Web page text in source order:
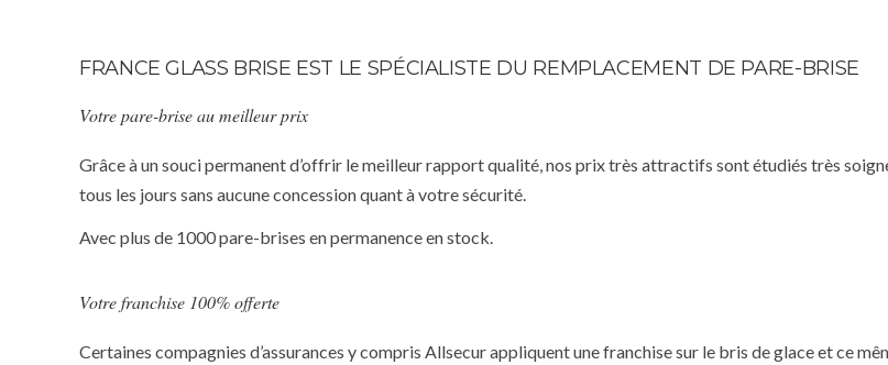
FRANCE GLASS BRISE EST LE SPÉCIALISTE DU REMPLACEMENT DE PARE-BRISE
Votre pare-brise au meilleur prix
Grâce à un souci permanent d’offrir le meilleur rapport qualité, nos prix très attractifs sont étudiés très
tous les jours sans aucune concession quant à votre sécurité.
Avec plus de 1000 pare-brises en permanence en stock.
Votre franchise 100% offerte
Certaines compagnies d’assurances y compris Allsecur appliquent une franchise sur le bris de glace et ce